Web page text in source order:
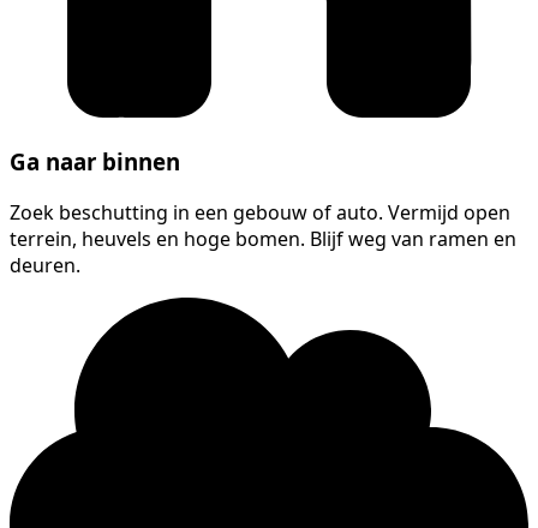
Ga naar binnen
Zoek beschutting in een gebouw of auto. Vermijd open
terrein, heuvels en hoge bomen. Blijf weg van ramen en
deuren.